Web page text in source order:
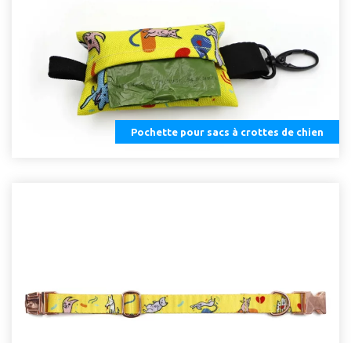
Pochette pour sacs à crottes de chien